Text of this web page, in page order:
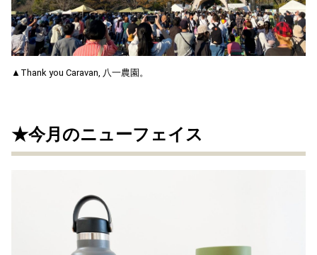
▲Thank you Caravan, 八一農園。
★今月のニューフェイス